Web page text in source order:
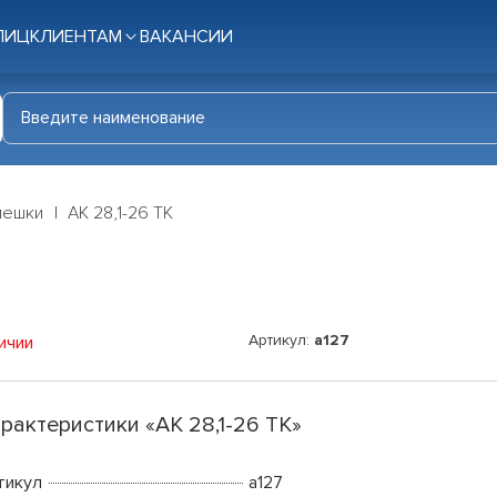
КЛИЕНТАМ ВАКАНСИИ
АК 28,1-26 ТК
Артикул: a127
«АК 28,1-26 ТК»
a127